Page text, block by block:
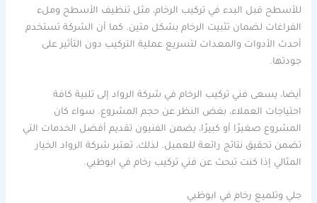
للأسطح قبل البدء في تركيب الرخام، مثل تنظيف الأسطح وملء
الفراغات لضمان تثبيت الرخام بشكل متين. كما أن الشركة تستخدم
أحدث الأدوات والمعدات لتسريع عملية التركيب دون التأثير على
جودتها.
أيضا، يسعى فني تركيب الرخام في شركة الرواد إلى تلبية كافة
احتياجات العملاء، بغض النظر عن حجم المشروع. سواء كان
المشروع صغيرًا أو كبيرًا، يضمن الفنيون تقديم أفضل الخدمات التي
تضمن تحقيق نتائج رائعة للعميل. لذلك، تعتبر شركة الرواد الخيار
المثالي إذا كنت تبحث عن فني تركيب رخام في ابوظبي.
جلي وتلميع رخام في ابوظبي